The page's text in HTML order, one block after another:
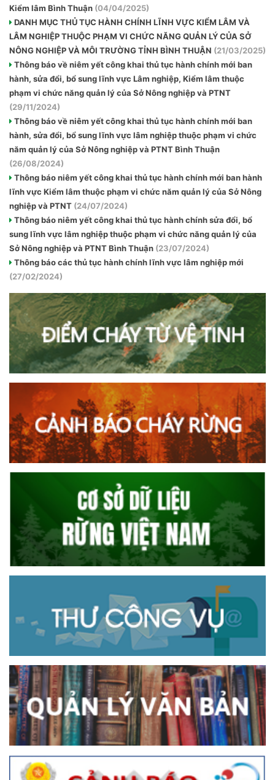
Kiểm lâm Bình Thuận (04/04/2025)
DANH MỤC THỦ TỤC HÀNH CHÍNH LĨNH VỰC KIỂM LÂM VÀ
LÂM NGHIỆP THUỘC PHẠM VI CHỨC NĂNG QUẢN LÝ CỦA SỞ
NÔNG NGHIỆP VÀ MÔI TRƯỜNG TỈNH BÌNH THUẬN (21/03/2025)
Thông báo về niêm yết công khai thủ tục hành chính mới ban
hành, sửa đổi, bổ sung lĩnh vực Lâm nghiệp, Kiểm lâm thuộc
phạm vi chức năng quản lý của Sở Nông nghiệp và PTNT
(29/11/2024)
Thông báo về niêm yết công khai thủ tục hành chính mới ban
hành, sửa đổi, bổ sung lĩnh vực lâm nghiệp thuộc phạm vi chức
năm quản lý của Sở Nông nghiệp và PTNT Bình Thuận
(26/08/2024)
Thông báo niêm yết công khai thủ tục hành chính mới ban hành
lĩnh vực Kiểm lâm thuộc phạm vi chức năm quản lý của Sở Nông
nghiệp và PTNT (24/07/2024)
Thông báo niêm yết công khai thủ tục hành chính sửa đổi, bổ
sung lĩnh vực lâm nghiệp thuộc phạm vi chức năng quản lý của
Sở Nông nghiệp và PTNT Bình Thuận (23/07/2024)
Thông báo các thủ tục hành chính lĩnh vực lâm nghiệp mới
(27/02/2024)